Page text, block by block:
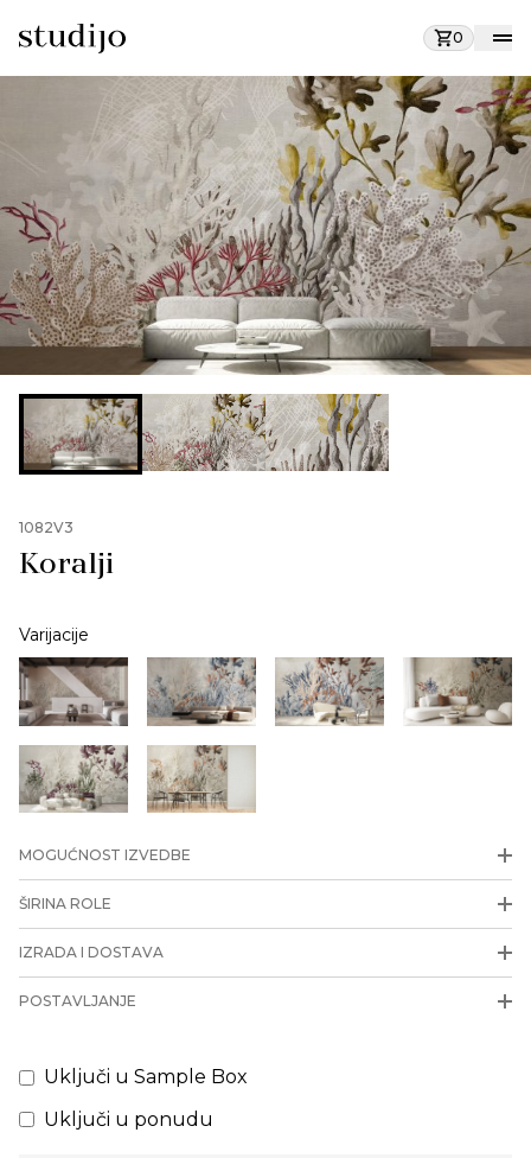
0
1082V3
Koralji
Varijacije
MOGUĆNOST IZVEDBE
ŠIRINA ROLE
IZRADA I DOSTAVA
POSTAVLJANJE
Uključi u Sample Box
Uključi u ponudu